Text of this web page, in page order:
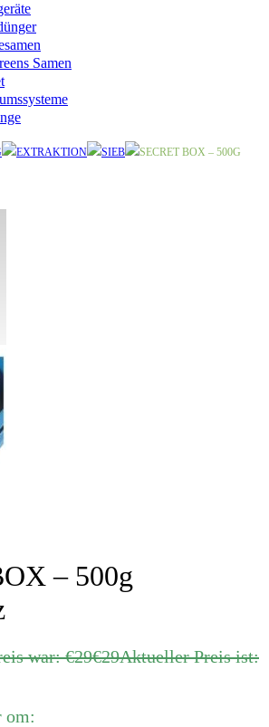
Samen
EXTRAKTION SIEB
SECRET BOX – 500G
– 500g
war: €29€29Aktueller Preis ist:
om: